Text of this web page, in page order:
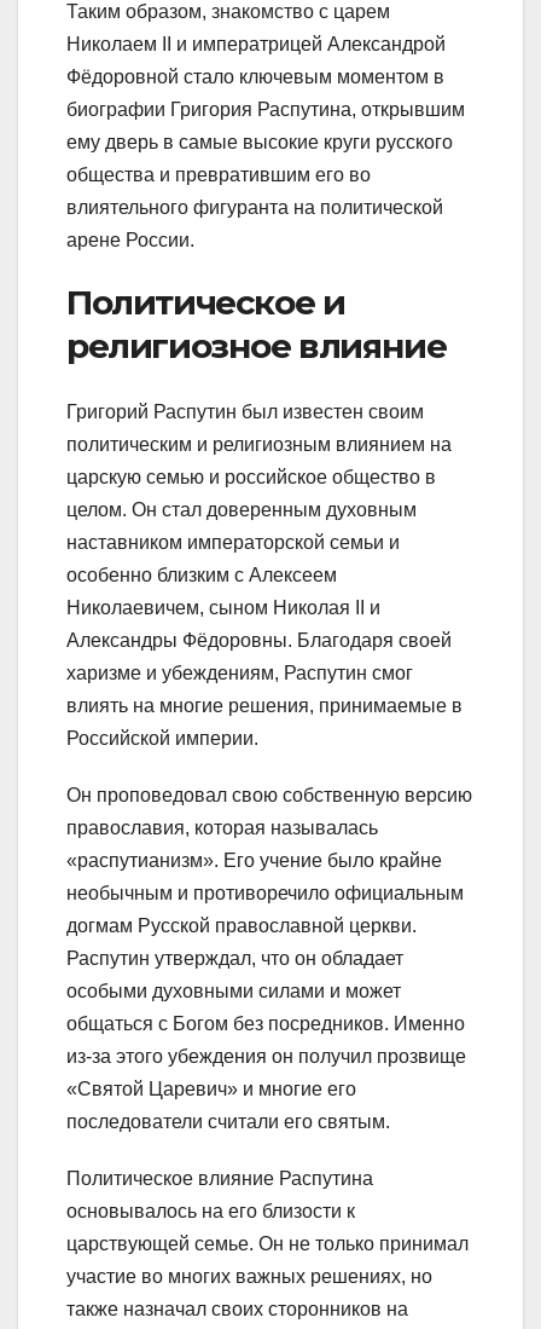
Таким образом, знакомство с царем
Николаем II и императрицей Александрой
Фёдоровной стало ключевым моментом в
биографии Григория Распутина, открывшим
ему дверь в самые высокие круги русского
общества и превратившим его во
влиятельного фигуранта на политической
арене России.
Политическое и
религиозное влияние
Григорий Распутин был известен своим
политическим и религиозным влиянием на
царскую семью и российское общество в
целом. Он стал доверенным духовным
наставником императорской семьи и
особенно близким с Алексеем
Николаевичем, сыном Николая II и
Александры Фёдоровны. Благодаря своей
харизме и убеждениям, Распутин смог
влиять на многие решения, принимаемые в
Российской империи.
Он проповедовал свою собственную версию
православия, которая называлась
«распутианизм». Его учение было крайне
необычным и противоречило официальным
догмам Русской православной церкви.
Распутин утверждал, что он обладает
особыми духовными силами и может
общаться с Богом без посредников. Именно
из-за этого убеждения он получил прозвище
«Святой Царевич» и многие его
последователи считали его святым.
Политическое влияние Распутина
основывалось на его близости к
царствующей семье. Он не только принимал
участие во многих важных решениях, но
также назначал своих сторонников на